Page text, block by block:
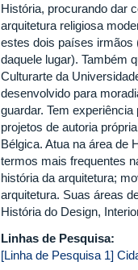
História, procurando dar
arquitetura religiosa
estes dois países irmãos
daquele lugar). Também
Culturarte da
desenvolvido para
guardar. Tem
projetos de autoria
Bélgica. Atua na área de
termos mais frequentes
história da arquitetura;
arquitetura. Suas áreas
História do Design,
Linhas de Pesquisa:
[Linha de Pesquisa 1]